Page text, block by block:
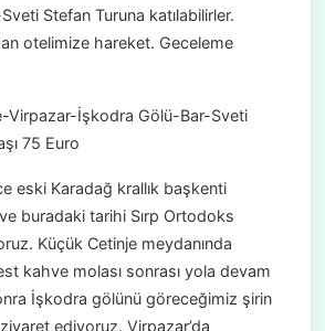
Stefan Turuna katılabilirler.
otelimize hareket. Geceleme
Virpazar-İşkodra Gölü-Bar-Sveti
75 Euro
eski Karadağ krallık başkenti
buradaki tarihi Sırp Ortodoks
Küçük Cetinje meydanında
kahve molası sonrası yola devam
İşkodra gölünü göreceğimiz şirin
ediyoruz. Virpazar’da